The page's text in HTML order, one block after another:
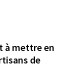
à mettre en
de